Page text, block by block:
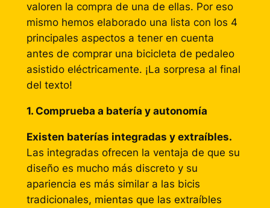
valoren la compra de una de ellas. Por eso
mismo hemos elaborado una lista con los 4
principales aspectos a tener en cuenta
antes de comprar una bicicleta de pedaleo
asistido eléctricamente. ¡La sorpresa al final
del texto!
1. Comprueba a batería y autonomía
Existen baterías integradas y extraíbles.
Las integradas ofrecen la ventaja de que su
diseño es mucho más discreto y su
apariencia es más similar a las bicis
tradicionales, mientas que las extraíbles